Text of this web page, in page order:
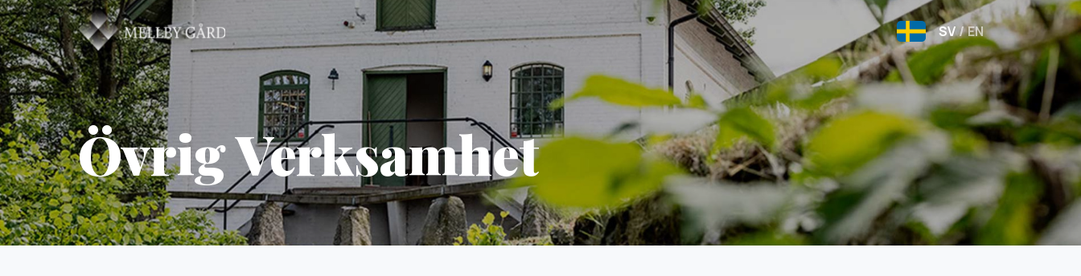
SV/EN
Övrig Verksamhet